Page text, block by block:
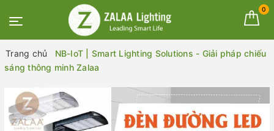
0
Trang chủ
NB-IoT | Smart Lighting Solutions - Giải pháp chiếu
sáng thông minh Zalaa